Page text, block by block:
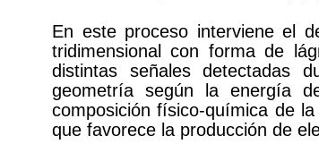
En este proceso interviene el
tridimensional con forma de
distintas señales detectadas
geometría según la energía
composición físico-química de
que favorece la producción de